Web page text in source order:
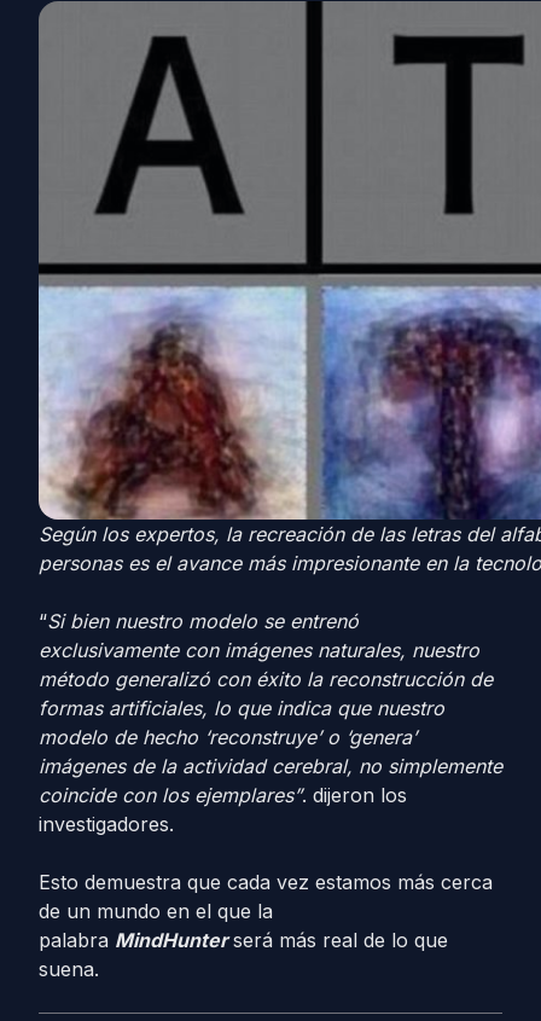
Según los expertos, la recreación de las letras del
personas es el avance más impresionante en la
“Si bien nuestro modelo se entrenó
exclusivamente con imágenes naturales, nuestro
método generalizó con éxito la reconstrucción de
formas artificiales, lo que indica que nuestro
modelo de hecho ‘reconstruye’ o ‘genera’
imágenes de la actividad cerebral, no simplemente
coincide con los ejemplares”. dijeron los
investigadores.
Esto demuestra que cada vez estamos más cerca
de un mundo en el que la
palabra MindHunterserá más real de lo que
suena.